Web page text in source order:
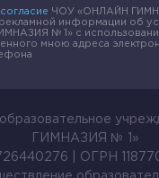
выполняет роль
защиты
обложки.
в дорогих и
выпусках.
согласие ЧОУ «ОНЛАЙН
информации об
№ 1» с
мною адреса
ГИМНАЗИЯ № 1»
| ОГРН